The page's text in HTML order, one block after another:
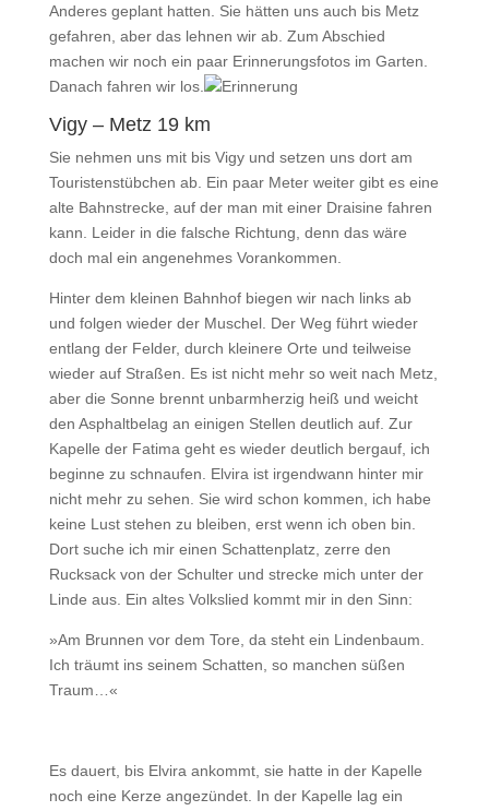
Anderes geplant hatten. Sie hätten uns auch bis Metz
gefahren, aber das lehnen wir ab. Zum Abschied
machen wir noch ein paar Erinnerungsfotos im Garten.
Danach fahren wir los.
Vigy – Metz 19 km
Sie nehmen uns mit bis Vigy und setzen uns dort am
Touristenstübchen ab. Ein paar Meter weiter gibt es eine
alte Bahnstrecke, auf der man mit einer Draisine fahren
kann. Leider in die falsche Richtung, denn das wäre
doch mal ein angenehmes Vorankommen.
Hinter dem kleinen Bahnhof biegen wir nach links ab
und folgen wieder der Muschel. Der Weg führt wieder
entlang der Felder, durch kleinere Orte und teilweise
wieder auf Straßen. Es ist nicht mehr so weit nach Metz,
aber die Sonne brennt unbarmherzig heiß und weicht
den Asphaltbelag an einigen Stellen deutlich auf. Zur
Kapelle der Fatima geht es wieder deutlich bergauf, ich
beginne zu schnaufen. Elvira ist irgendwann hinter mir
nicht mehr zu sehen. Sie wird schon kommen, ich habe
keine Lust stehen zu bleiben, erst wenn ich oben bin.
Dort suche ich mir einen Schattenplatz, zerre den
Rucksack von der Schulter und strecke mich unter der
Linde aus. Ein altes Volkslied kommt mir in den Sinn:
»Am Brunnen vor dem Tore, da steht ein Lindenbaum.
Ich träumt ins seinem Schatten, so manchen süßen
Traum…«
Es dauert, bis Elvira ankommt, sie hatte in der Kapelle
noch eine Kerze angezündet. In der Kapelle lag ein